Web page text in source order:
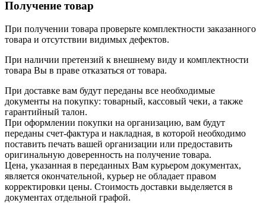
Получение товар
При получении товара проверьте комплектности заказанного
товара и отсутствии видимых дефектов.
При наличии претензий к внешнему виду и комплектности
товара Вы в праве отказаться от товара.
При доставке вам будут переданы все необходимые
документы на покупку: товарный, кассовый чеки, а также
гарантийный талон.
При оформлении покупки на организацию, вам будут
переданы счет-фактура и накладная, в которой необходимо
поставить печать вашей организации или предоставить
оригинальную доверенность на получение товара.
Цена, указанная в переданных Вам курьером документах,
является окончательной, курьер не обладает правом
корректировки цены. Стоимость доставки выделяется в
документах отдельной графой.